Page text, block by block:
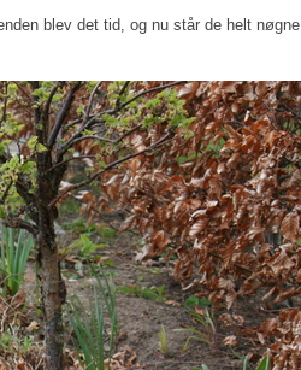
blev det tid, og nu står de helt nøgne